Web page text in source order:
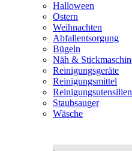
Halloween
Ostern
Weihnachten
Abfallentsorgung
Bügeln
Näh &
Reinigungsgeräte
Reinigungsmittel
Reinigungsutensilien
Staubsauger
Wäsche